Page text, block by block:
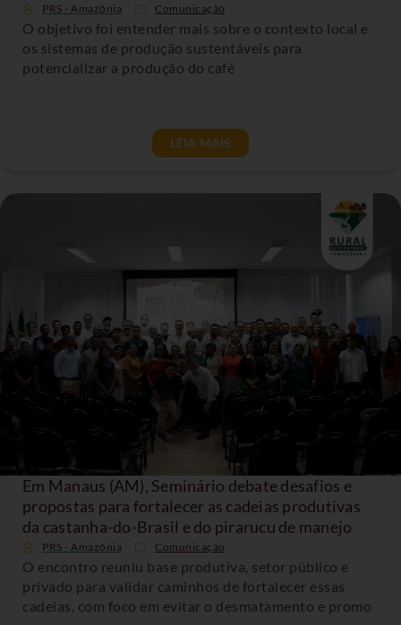
PRS - Amazônia Comunicação
O objetivo foi entender mais sobre o contexto local e
os sistemas de produção sustentáveis para
potencializar a produção do café
LEIA MAIS
Em Manaus (AM), Seminário debate desafios e
propostas para fortalecer as cadeias produtivas
da castanha-do-Brasil e do pirarucu de manejo
PRS - Amazônia Comunicação
O encontro reuniu base produtiva, setor público e
privado para validar caminhos de fortalecer essas
cadeias, com foco em evitar o desmatamento e promo